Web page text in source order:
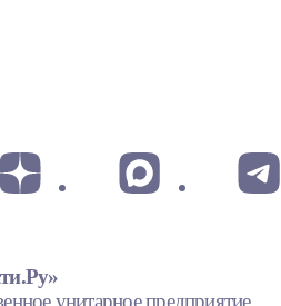
унитарное предприятие